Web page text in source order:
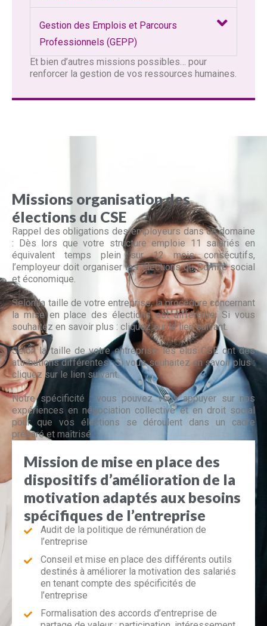
Gestion des Emplois et Parcours
Professionnels (GEPP)
Et bien d’autres missions possibles… pour
renforcer la gestion de vos ressources humaines.
Missions organisation des
élections du CSE
Rappel des obligations des employeurs dans ce domaine
: Dès lors que votre structure emploie 11 salariés en
équivalent temps plein sur 12 mois consécutifs,
l’employeur doit organiser les élections du Comité social
et économique.
Selon la taille de votre entreprise, la procédure concernant
la mise en place des élections est différente. Si vous
souhaitez en savoir plus : cliquez sur le lien suivant.
Selon la taille de votre entreprise, les élus CSE ont des
attributions différentes : Si vous souhaitez en savoir plus :
cliquez sur le lien suivant.
Notre spécificité : vous pouvez vous appuyer sur nos
expériences en négociation collective et en droit social
pour que vos élections se déroulent dans un cadre
préparé et maîtrisé.
Mission de mise en place des
dispositifs d’amélioration de la
motivation adaptés aux besoins
spécifiques de l’entreprise
Audit de la politique de rémunération de
l’entreprise
Conseil et mise en place des différents outils
destinés à améliorer la motivation des salariés
en tenant compte des spécificités de
l’entreprise
Formalisation des accords d’entreprise de